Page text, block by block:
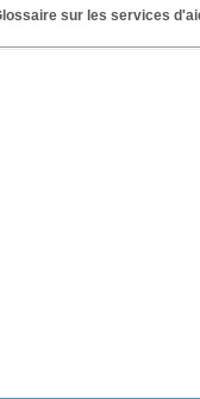
sur les services